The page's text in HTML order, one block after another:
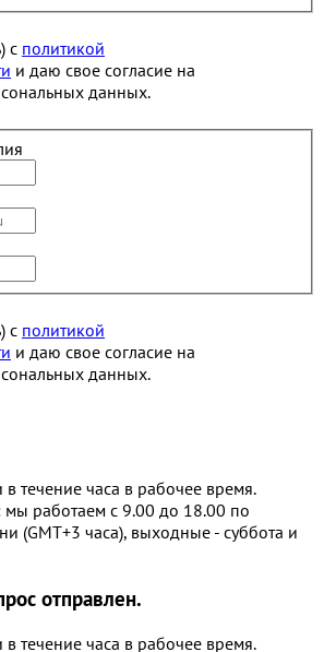
с политикой
и даю свое согласие на
данных.
с политикой
и даю свое согласие на
данных.
течение часа в рабочее время.
работаем с 9.00 до 18.00 по
(GMT+3 часа), выходные - суббота и
отправлен.
течение часа в рабочее время.